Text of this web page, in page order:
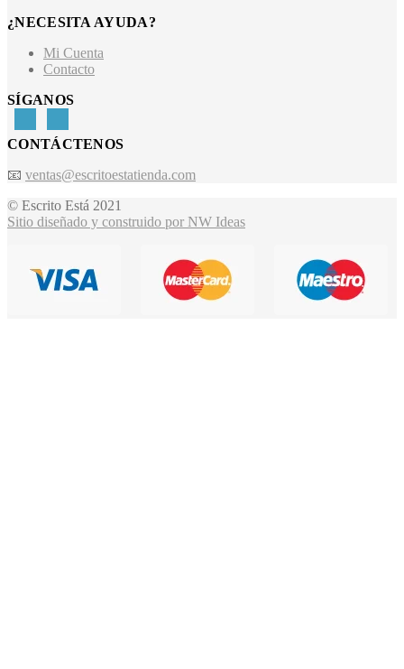
¿NECESITA AYUDA?
Mi Cuenta
Contacto
SÍGANOS
CONTÁCTENOS
📧 ventas@escritoestatienda.com
© Escrito Está 2021
Sitio diseñado y construido por NW Ideas